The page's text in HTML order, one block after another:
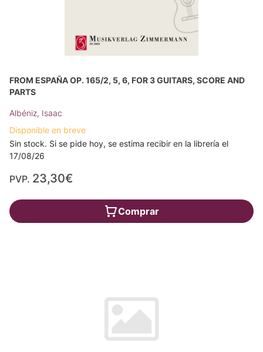
FROM ESPAÑA OP. 165/2, 5, 6, FOR 3 GUITARS, SCORE AND
PARTS
Albéniz, Isaac
Disponible en breve
Sin stock. Si se pide hoy, se estima recibir en la librería el
17/08/26
PVP. 23,30€
Comprar